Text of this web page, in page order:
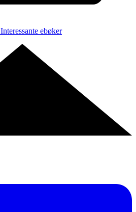
Interessante ebøker